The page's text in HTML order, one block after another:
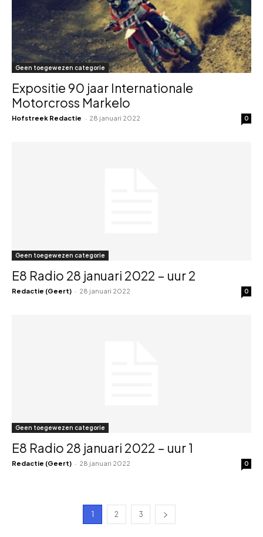
Geen toegewezen categorie
Expositie 90 jaar Internationale
Motorcross Markelo
Hofstreek Redactie - 28 januari 2022 0
Geen toegewezen categorie
E8 Radio 28 januari 2022 – uur 2
Redactie (Geert) - 28 januari 2022 0
Geen toegewezen categorie
E8 Radio 28 januari 2022 – uur 1
Redactie (Geert) - 28 januari 2022 0
1 2 3